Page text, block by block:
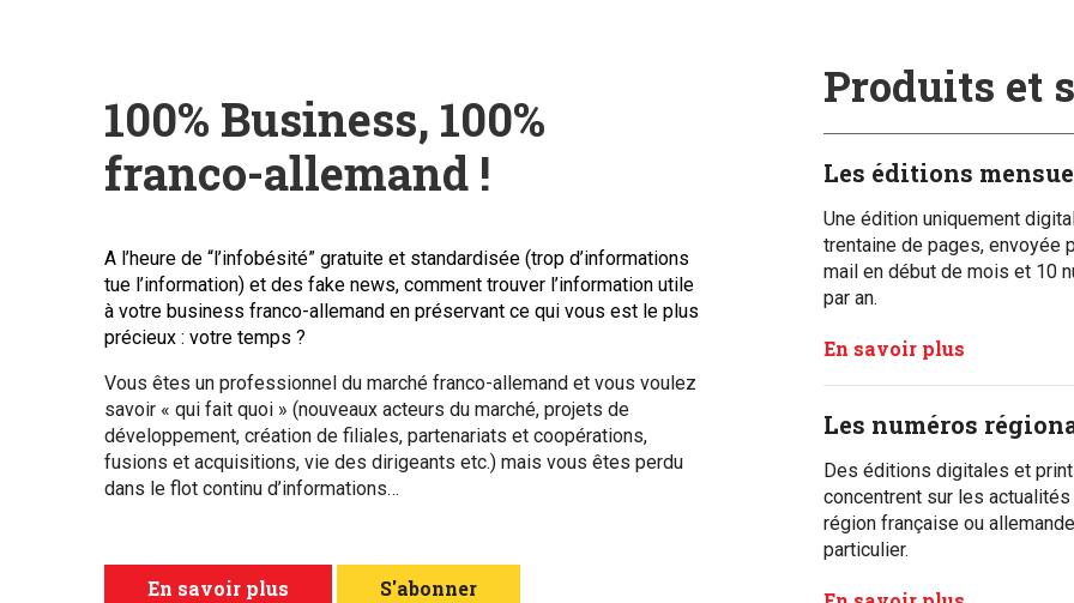
100% Business, 100%
franco-allemand !
A l’heure de “l’infobésité” gratuite et standardisée (trop d’informations
tue l’information) et des fake news, comment trouver l’information utile
à votre business franco-allemand en préservant ce qui vous est le plus
précieux : votre temps ?
Vous êtes un professionnel du marché franco-allemand et vous voulez
savoir « qui fait quoi » (nouveaux acteurs du marché, projets de
développement, création de filiales, partenariats et coopérations,
fusions et acquisitions, vie des dirigeants etc.) mais vous êtes perdu
dans le flot continu d’informations…
En savoir plus S'abonner
Produits et
Les éditions
Une édition uniquement
trentaine de pages, envoyée
mail en début de mois et 10
par an.
En savoir plus
Les numéros
Des éditions digitales et
concentrent sur les actualités
région française ou
particulier.